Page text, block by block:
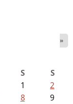
»
S
S
1
2
8
9